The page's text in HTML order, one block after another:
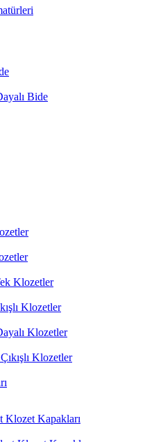
Bide
Klozetler
Klozetler
Klozetler
Klozetler
Klozet Kapakları